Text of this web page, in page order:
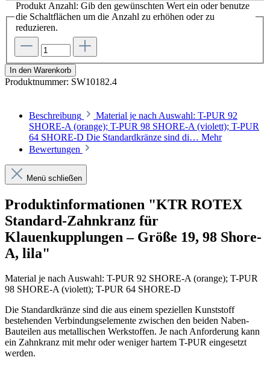
Produkt Anzahl: Gib den gewünschten Wert ein oder benutze
die Schaltflächen um die Anzahl zu erhöhen oder zu
reduzieren.
In den Warenkorb
Produktnummer: SW10182.4
Beschreibung
Material je nach Auswahl: T-PUR 92
SHORE-A (orange); T-PUR 98 SHORE-A (violett); T-PUR
64 SHORE-D Die Standardkränze sind di… Mehr
Bewertungen
Menü schließen
Produktinformationen "KTR ROTEX
Standard-Zahnkranz für
Klauenkupplungen – Größe 19, 98 Shore-
A, lila"
Material je nach Auswahl: T-PUR 92 SHORE-A (orange); T-PUR
98 SHORE-A (violett); T-PUR 64 SHORE-D
Die Standardkränze sind die aus einem speziellen Kunststoff
bestehenden Verbindungselemente zwischen den beiden Naben-
Bauteilen aus metallischen Werkstoffen. Je nach Anforderung kann
ein Zahnkranz mit mehr oder weniger hartem T-PUR eingesetzt
werden.